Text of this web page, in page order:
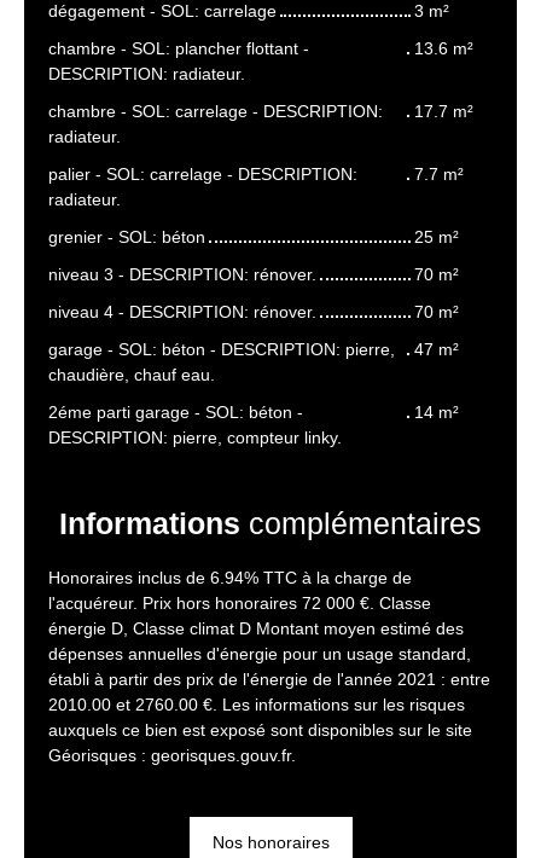
dégagement - SOL: carrelage
3 m²
chambre - SOL: plancher flottant -
DESCRIPTION: radiateur.
13.6 m²
chambre - SOL: carrelage - DESCRIPTION:
radiateur.
17.7 m²
palier - SOL: carrelage - DESCRIPTION:
radiateur.
7.7 m²
grenier - SOL: béton
25 m²
niveau 3 - DESCRIPTION: rénover.
70 m²
niveau 4 - DESCRIPTION: rénover.
70 m²
garage - SOL: béton - DESCRIPTION: pierre,
chaudière, chauf eau.
47 m²
2éme parti garage - SOL: béton -
DESCRIPTION: pierre, compteur linky.
14 m²
Informations complémentaires
Honoraires inclus de 6.94% TTC à la charge de
l'acquéreur. Prix hors honoraires 72 000 €. Classe
énergie D, Classe climat D Montant moyen estimé des
dépenses annuelles d'énergie pour un usage standard,
établi à partir des prix de l'énergie de l'année 2021 : entre
2010.00 et 2760.00 €. Les informations sur les risques
auxquels ce bien est exposé sont disponibles sur le site
Géorisques : georisques.gouv.fr.
Nos honoraires